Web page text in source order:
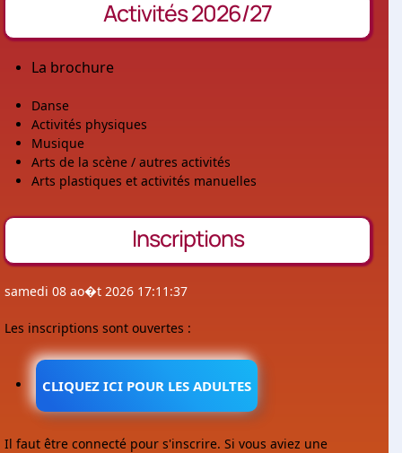
Activités 2026/27
La brochure
Danse
Activités physiques
Musique
Arts de la scène / autres activités
Arts plastiques et activités manuelles
Inscriptions
samedi 08 ao�t 2026 17:11:37
Les inscriptions sont ouvertes :
CLIQUEZ ICI POUR LES ADULTES
Il faut être connecté pour s'inscrire. Si vous aviez une